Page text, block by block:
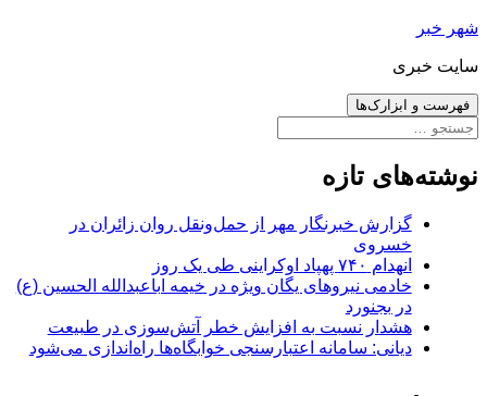
رفتن
نوشته‌ها
شهر خبر
سایت خبری
فهرست و ابزارک‌ها
جستجو
نوشته‌های تازه
گزارش خبرنگار مهر از حمل‌ونقل روان زائران در
خسروی
انهدام ۷۴۰ پهپاد اوکراینی طی یک روز
خادمی نیروهای یگان ویژه در خیمه اباعبدالله الحسین (ع)
در بجنورد
هشدار نسبت به افزایش خطر آتش‌سوزی در طبیعت
دیانی: سامانه اعتبارسنجی خوابگاه‌ها راه‌اندازی می‌شود